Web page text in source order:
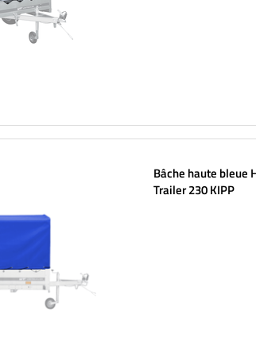
Bâche haute bleue
Trailer 230 KIPP